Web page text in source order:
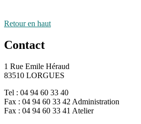
Retour en haut
Contact
1 Rue Emile Héraud
83510 LORGUES
Tel : 04 94 60 33 40
Fax : 04 94 60 33 42 Administration
Fax : 04 94 60 33 41 Atelier